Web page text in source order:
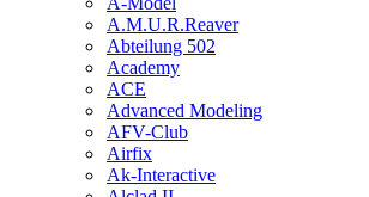
A.M.U.R.Reaver
Abteilung 502
Academy
ACE
Advanced Modeling
AFV-Club
Airfix
Ak-Interactive